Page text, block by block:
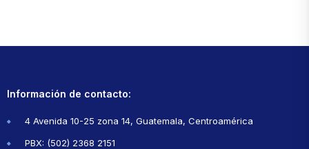
Información de contacto:
4 Avenida 10-25 zona 14, Guatemala, Centroamérica
PBX: (502) 2368 2151